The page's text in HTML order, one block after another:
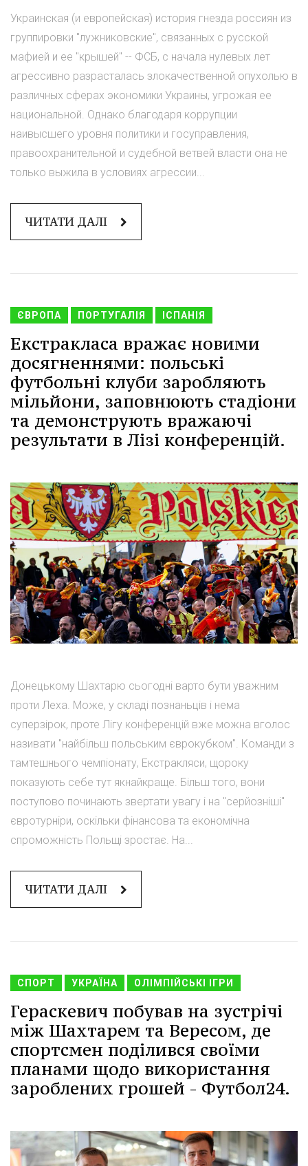
Украинская (и европейская) история гнезда россиян из
группировки "лужниковские", связанных с русской
мафией и ее "крышей" -- ФСБ, с начала нулевых лет
агрессивно разрасталась злокачественной опухолью в
различных сферах экономики Украины, угрожая ее
национальной. Однако благодаря коррупции
наивысшего уровня политики и госуправления,
правоохранительной и судебной ветвей власти она не
только выжила в условиях агрессии...
ЧИТАТИ ДАЛІ
ЄВРОПА ПОРТУГАЛІЯ ІСПАНІЯ
Екстракласa вражає новими
досягненнями: польські
футбольні клуби заробляють
мільйони, заповнюють стадіони
та демонструють вражаючі
результати в Лізі конференцій.
Донецькому Шахтарю сьогодні варто бути уважним
проти Леха. Може, у складі познаньців і нема
суперзірок, проте Лігу конференцій вже можна вголос
називати "найбільш польським єврокубком". Команди з
тамтешнього чемпіонату, Екстракляси, щороку
показують себе тут якнайкраще. Більш того, вони
поступово починають звертати увагу і на "серйозніші"
євротурніри, оскільки фінансова та економічна
спроможність Польщі зростає. На...
ЧИТАТИ ДАЛІ
СПОРТ УКРАЇНА ОЛІМПІЙСЬКІ ІГРИ
Гераскевич побував на зустрічі
між Шахтарем та Вересом, де
спортсмен поділився своїми
планами щодо використання
зароблених грошей - Футбол24.